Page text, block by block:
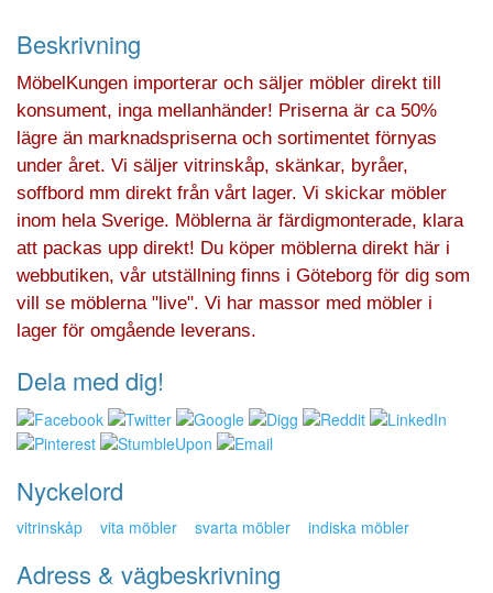
Beskrivning
MöbelKungen importerar och säljer möbler direkt till
konsument, inga mellanhänder! Priserna är ca 50%
lägre än marknadspriserna och sortimentet förnyas
under året. Vi säljer vitrinskåp, skänkar, byråer,
soffbord mm direkt från vårt lager. Vi skickar möbler
inom hela Sverige. Möblerna är färdigmonterade, klara
att packas upp direkt! Du köper möblerna direkt här i
webbutiken, vår utställning finns i Göteborg för dig som
vill se möblerna "live". Vi har massor med möbler i
lager för omgående leverans.
Dela med dig!
Nyckelord
vitrinskåp vita möbler svarta möbler indiska möbler
Adress & vägbeskrivning